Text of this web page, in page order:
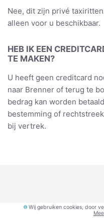
Nee, dit zijn privé
alleen voor u beschikbaar.
HEB IK EEN
TE MAKEN?
U heeft geen creditcard
naar Brenner of terug te
bedrag kan worden
bestemming of
bij vertrek.
Wij gebruiken cookies, door